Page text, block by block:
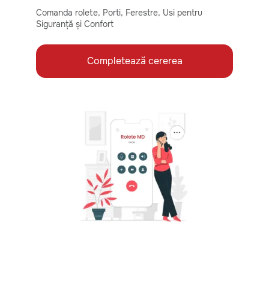
Comanda rolete, Porti, Ferestre, Usi pentru
Siguranță și Confort
Completează cererea